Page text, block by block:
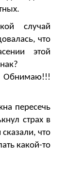
случай
что
этой
Обнимаю!!!
пересечь
страх в
что
какой-то